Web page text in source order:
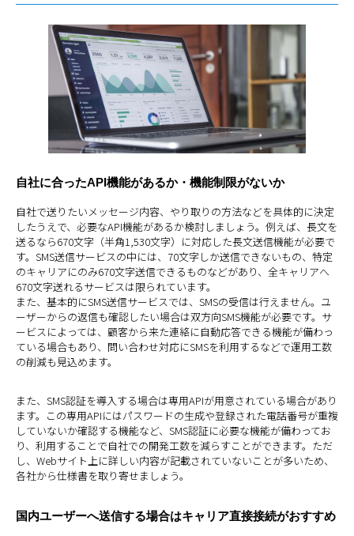
自社に合ったAPI機能があるか・機能制限がないか
自社で送りたいメッセージ内容、やり取りの方法などを具体的に決定
したうえで、必要なAPI機能があるか検討しましょう。例えば、長文を
送るなら670文字（半角1,530文字）に対応した長文送信機能が必要で
す。SMS送信サービスの中には、70文字しか送信できないもの、特定
のキャリアにのみ670文字送信できるものなどがあり、全キャリアへ
670文字送れるサービスは限られています。
また、基本的にSMS送信サービスでは、SMSの受信は行えません。ユ
ーザーからの返信も確認したい場合は双方向SMS機能が必要です。サ
ービスによっては、顧客から来た連絡に自動応答できる機能が備わっ
ている場合もあり、問い合わせ対応にSMSを利用するなどで運用工数
の削減も見込めます。
また、SMS認証を導入する場合は専用APIが用意されている場合があり
ます。この専用APIにはパスワードの生成や登録された電話番号が重複
していないか確認する機能など、SMS認証に必要な機能が備わってお
り、利用することで自社での開発工数を減らすことができます。ただ
し、Webサイト上に詳しい内容が記載されていないことが多いため、
各社から仕様書を取り寄せましょう。
国内ユーザーへ送信する場合はキャリア直接接続がおすすめ